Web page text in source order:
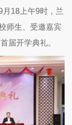
月18上午9时，兰
师生、受邀嘉宾
届开学典礼。